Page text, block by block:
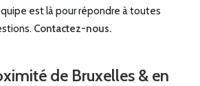
est là pour répondre à toutes
Contactez-nous.
de Bruxelles & en